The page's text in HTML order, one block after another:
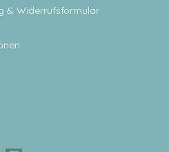
& Widerrufsformular